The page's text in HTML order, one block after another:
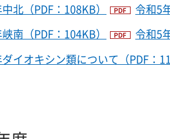
北（PDF：108KB）
令和5
南（PDF：104KB）
令和5
イオキシン類について（PDF：